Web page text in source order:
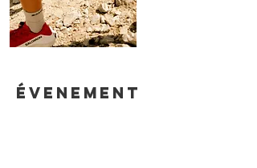
ÉVENEMENT